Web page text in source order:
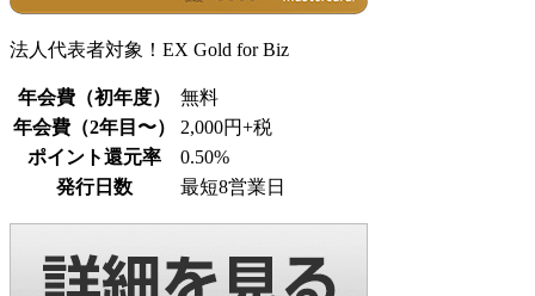
法人代表者対象！EX Gold for Biz
年会費（初年度）
無料
年会費（2年目〜）
2,000円+税
ポイント還元率
0.50%
発行日数
最短8営業日